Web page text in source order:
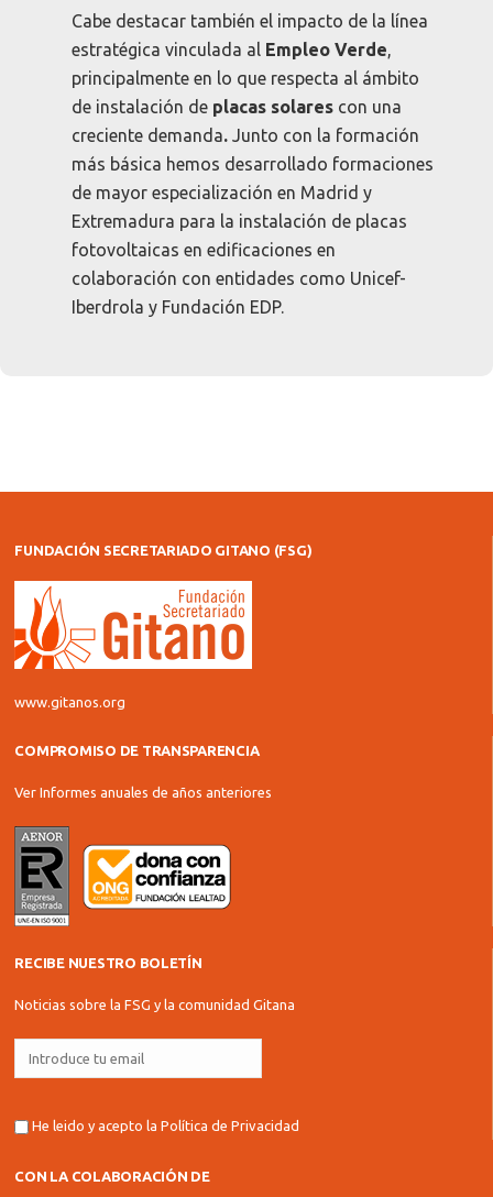
Cabe destacar también el impacto de la línea
estratégica vinculada al Empleo Verde,
principalmente en lo que respecta al ámbito
de instalación de placas solares con una
creciente demanda. Junto con la formación
más básica hemos desarrollado formaciones
de mayor especialización en Madrid y
Extremadura para la instalación de placas
fotovoltaicas en edificaciones en
colaboración con entidades como Unicef-
Iberdrola y Fundación EDP.
FUNDACIÓN SECRETARIADO GITANO (FSG)
www.gitanos.org
COMPROMISO DE TRANSPARENCIA
Ver Informes anuales de años anteriores
RECIBE NUESTRO BOLETÍN
Noticias sobre la FSG y la comunidad Gitana
He leido y acepto laPolítica de Privacidad
CON LA COLABORACIÓN DE